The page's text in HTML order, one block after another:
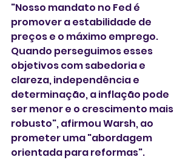
"Nosso mandato no Fed é
promover a estabilidade de
preços e o máximo emprego.
Quando perseguimos esses
objetivos com sabedoria e
clareza, independência e
determinação, a inflação pode
ser menor e o crescimento mais
robusto", afirmou Warsh, ao
prometer uma "abordagem
orientada para reformas".